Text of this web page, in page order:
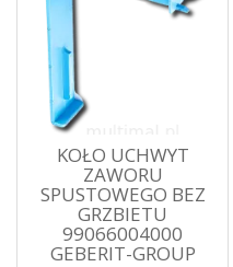
KOŁO UCHWYT
ZAWORU
SPUSTOWEGO BEZ
GRZBIETU
99066004000
GEBERIT-GROUP